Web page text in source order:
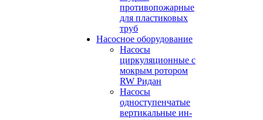
противопожарные
для пластиковых
труб
Насосное оборудование
Насосы
циркуляционные с
мокрым ротором
RW Ридан
Насосы
одноступенчатые
вертикальные ин-